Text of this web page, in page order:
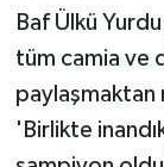
Baf Ülkü
tüm camia ve
paylaşmaktan
'Birlikte
TİCARET